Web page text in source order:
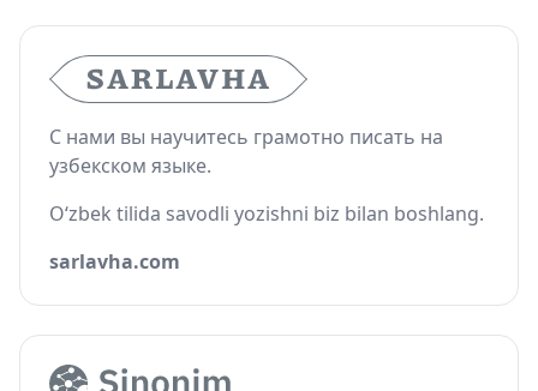
С нами вы научитесь грамотно писать на
узбекском языке.
O‘zbek tilida savodli yozishni biz bilan boshlang.
sarlavha.com